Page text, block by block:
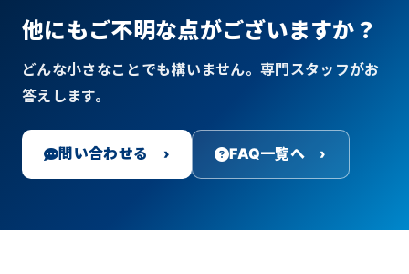
他にもご不明な点がございますか？
どんな小さなことでも構いません。専門スタッフがお
答えします。
問い合わせる › FAQ一覧へ ›